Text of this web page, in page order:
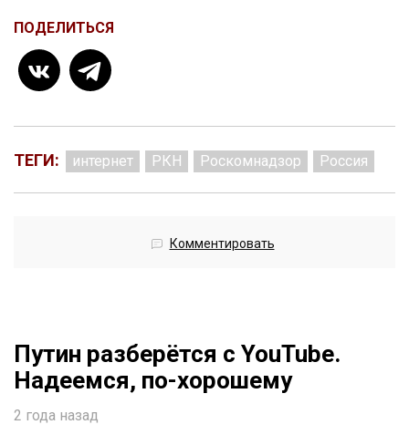
ПОДЕЛИТЬСЯ
ТЕГИ: интернет РКН Роскомнадзор Россия
Комментировать
Путин разберётся с YouTube.
Надеемся, по-хорошему
2 года назад